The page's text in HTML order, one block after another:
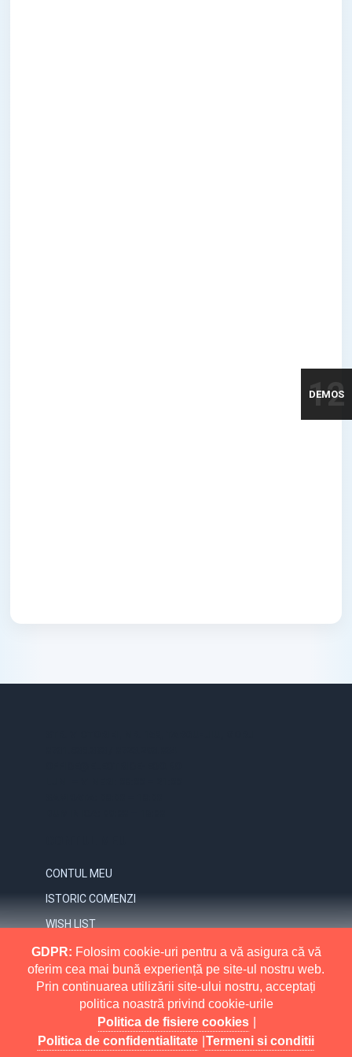
CONTUL MEU
ISTORIC COMENZI
WISH LIST
NEWSLETTER
INFORMATII
RETURNARI
POLITICA DE CONFIDENTIALITATE
MAI MULT
DEMOS
12
GDPR: Folosim cookie-uri pentru a vă asigura că vă
oferim cea mai bună experiență pe site-ul nostru web.
Prin continuarea utilizării site-ului nostru, acceptați
politica noastră privind cookie-urile
Politica de fisiere cookies
Politica de confidentialitate Termeni si conditii